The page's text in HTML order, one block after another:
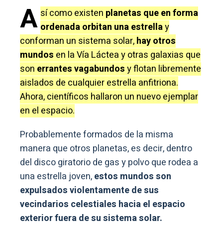
A sí como existen planetas que en forma
ordenada orbitan una estrellay
conforman un sistema solar,hay otros
mundos en la Vía Láctea y otras galaxias que
son errantes vagabundosy flotan libremente
aislados de cualquier estrella anfitriona.
Ahora, científicos hallaron un nuevo ejemplar
en el espacio.
Probablemente formados de la misma
manera que otros planetas, es decir, dentro
del disco giratorio de gas y polvo que rodea a
una estrella joven,estos mundos son
expulsados violentamente de sus
vecindarios celestiales hacia el espacio
exterior fuera de su sistema solar.